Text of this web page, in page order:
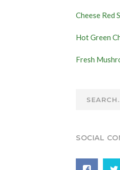
Cheese Red
Hot Green
Fresh
SOCIAL